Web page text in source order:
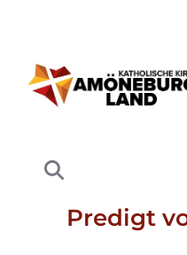
Predigt